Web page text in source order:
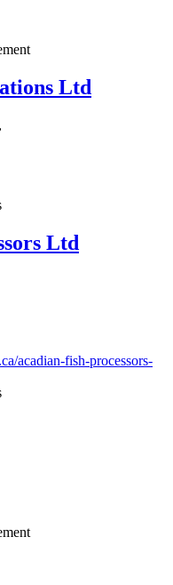
Ltd
Ltd
acadian-fish-processors-